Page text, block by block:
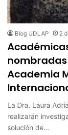
Blog UDLAP 2
Academia
La Dra. Laura
realizarán
solución de…